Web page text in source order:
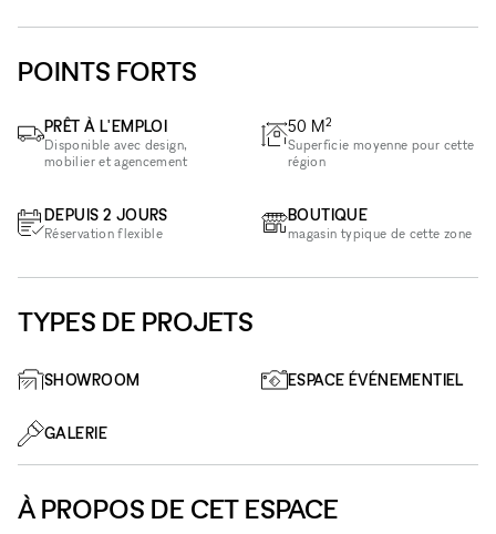
POINTS FORTS
PRÊT À L'EMPLOI
Disponible avec design,
mobilier et agencement
DEPUIS 2 JOURS
Réservation flexible
50 M2
Superficie moyenne pour cette
région
BOUTIQUE
magasin typique de cette zone
TYPES DE PROJETS
SHOWROOM ESPACE ÉVÉNEMENTIEL
GALERIE
À PROPOS DE CET ESPACE